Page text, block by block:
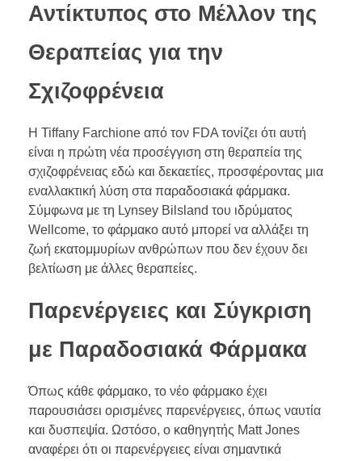
Αντίκτυπος στο Μέλλον της
Θεραπείας για την
Σχιζοφρένεια
Η Tiffany Farchione από τον FDA τονίζει ότι αυτή
είναι η πρώτη νέα προσέγγιση στη θεραπεία της
σχιζοφρένειας εδώ και δεκαετίες, προσφέροντας μια
εναλλακτική λύση στα παραδοσιακά φάρμακα.
Σύμφωνα με τη Lynsey Bilsland του ιδρύματος
Wellcome, το φάρμακο αυτό μπορεί να αλλάξει τη
ζωή εκατομμυρίων ανθρώπων που δεν έχουν δει
βελτίωση με άλλες θεραπείες.
Παρενέργειες και Σύγκριση
με Παραδοσιακά Φάρμακα
Όπως κάθε φάρμακο, το νέο φάρμακο έχει
παρουσιάσει ορισμένες παρενέργειες, όπως ναυτία
και δυσπεψία. Ωστόσο, ο καθηγητής Matt Jones
αναφέρει ότι οι παρενέργειες είναι σημαντικά